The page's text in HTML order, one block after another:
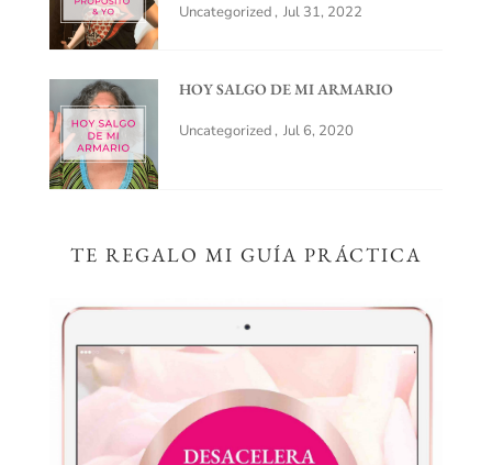
Uncategorized Jul 31, 2022
HOY SALGO DE MI ARMARIO
Uncategorized Jul 6, 2020
TE REGALO MI GUÍA PRÁCTICA